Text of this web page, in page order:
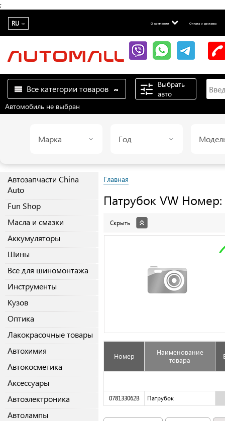
;
RU О компании Оплата и доставка
Все категории товаров
Выбрать
авто
Автомобиль не выбран
Марка Год
Автозапчасти China
Auto
Fun Shop
Масла и смазки
Аккумуляторы
Шины
Все для шиномонтажа
Инструменты
Кузов
Оптика
Лакокрасочные товары
Автохимия
Автокосметика
Аксессуары
Автоэлектроника
Автолампы
Главная
Патрубок VW Номер:
Скрыть
Номер
Наименование
товара
078133062B Патрубок